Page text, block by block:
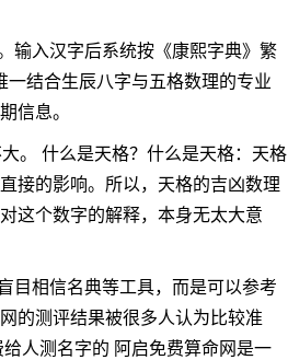
输入汉字后系统按《康熙字典》繁
结合生辰八字与五格数理的专业
信息。
。 什么是天格？什么是天格：天格
接的影响。所以，天格的吉凶数理
这个数字的解释，本身无太大意
目相信名典等工具，而是可以参考
的测评结果被很多人认为比较准
人测名字的 阿启免费算命网是一